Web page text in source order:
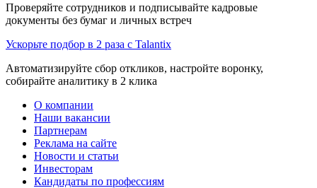
Проверяйте сотрудников и подписывайте кадровые
документы без бумаг и личных встреч
Ускорьте подбор в 2 раза с Talantix
Автоматизируйте сбор откликов, настройте воронку,
собирайте аналитику в 2 клика
О компании
Наши вакансии
Партнерам
Реклама на сайте
Новости и статьи
Инвесторам
Кандидаты по профессиям